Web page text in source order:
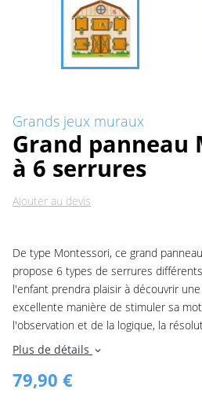
Grands jeux muraux
Grand panneau
à 6 serrures
Ajouter au devis
De type Montessori, ce grand
propose 6 types de serrures
l'enfant prendra plaisir à découvrir
excellente manière de stimuler sa
l'observation et de la logique, la
Plus de détails expand_more
79,90 €